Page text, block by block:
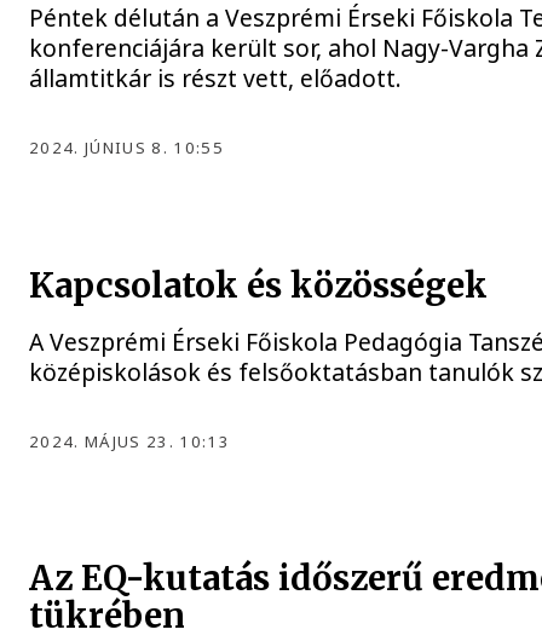
Péntek délután a Veszprémi Érseki Főiskola
konferenciájára került sor, ahol Nagy-
államtitkár is részt vett, előadott.
2024. JÚNIUS 8. 10:55
Kapcsolatok és közösségek
A Veszprémi Érseki Főiskola Pedagógia
középiskolások és felsőoktatásban tanulók
2024. MÁJUS 23. 10:13
Az EQ-kutatás időszerű
tükrében